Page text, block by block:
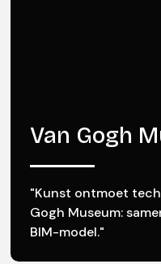
Van Gogh
"Kunst ontmoet
Gogh Museum:
BIM-model."